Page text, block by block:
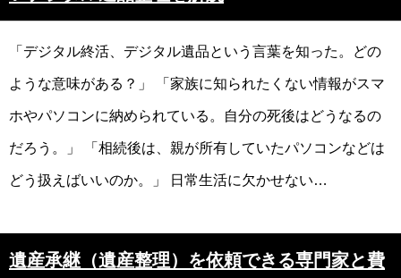
「デジタル終活、デジタル遺品という言葉を知った。どの
ような意味がある？」 「家族に知られたくない情報がスマ
ホやパソコンに納められている。自分の死後はどうなるの
だろう。」 「相続後は、親が所有していたパソコンなどは
どう扱えばいいのか。」 日常生活に欠かせない…
遺産承継（遺産整理）を依頼できる専門家と費